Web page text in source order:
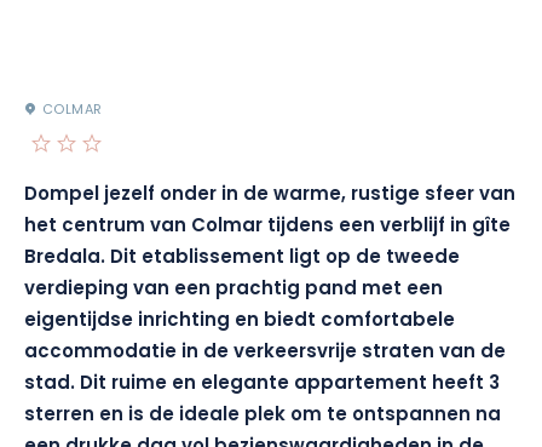
COLMAR
Dompel jezelf onder in de warme, rustige sfeer van
het centrum van Colmar tijdens een verblijf in gîte
Bredala. Dit etablissement ligt op de tweede
verdieping van een prachtig pand met een
eigentijdse inrichting en biedt comfortabele
accommodatie in de verkeersvrije straten van de
stad. Dit ruime en elegante appartement heeft 3
sterren en is de ideale plek om te ontspannen na